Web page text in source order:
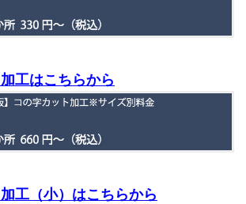
工はこちらから
工（小）はこちらから